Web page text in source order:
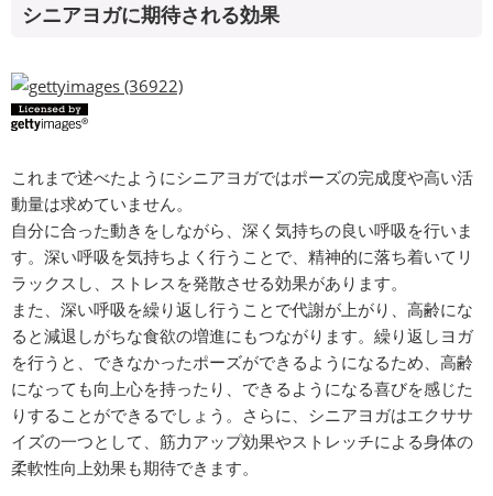
シニアヨガに期待される効果
これまで述べたようにシニアヨガではポーズの完成度や高い活
動量は求めていません。
自分に合った動きをしながら、深く気持ちの良い呼吸を行いま
す。深い呼吸を気持ちよく行うことで、精神的に落ち着いてリ
ラックスし、ストレスを発散させる効果があります。
また、深い呼吸を繰り返し行うことで代謝が上がり、高齢にな
ると減退しがちな食欲の増進にもつながります。繰り返しヨガ
を行うと、できなかったポーズができるようになるため、高齢
になっても向上心を持ったり、できるようになる喜びを感じた
りすることができるでしょう。さらに、シニアヨガはエクササ
イズの一つとして、筋力アップ効果やストレッチによる身体の
柔軟性向上効果も期待できます。